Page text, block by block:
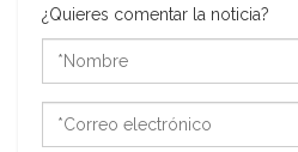
¿Quieres comentar la noticia?
*Nombre
*Correo
electrónico